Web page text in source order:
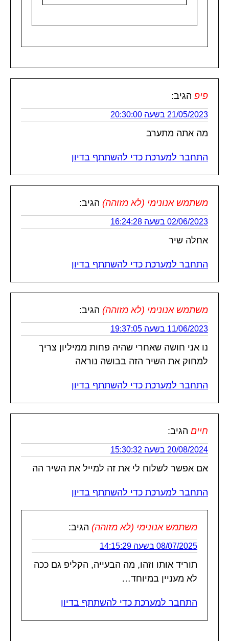
פיפ הגיב:
21/05/2023 בשעה 20:30:00
מה אתה מתערב
התחבר למערכת כדי להשתתף בדיון
משתמש אנונימי (לא מזוהה) הגיב:
02/06/2023 בשעה 16:24:28
אחלה שיר
התחבר למערכת כדי להשתתף בדיון
משתמש אנונימי (לא מזוהה) הגיב:
11/06/2023 בשעה 19:37:05
נו אני חושה שאחרי שהיה פחות ממיליון צריך
למחוק את השיר הזה בבושה נוראה
התחבר למערכת כדי להשתתף בדיון
חיים הגיב:
20/08/2024 בשעה 15:30:32
אם אפשר לשלוח לי את זה למייל את השיר הה
התחבר למערכת כדי להשתתף בדיון
משתמש אנונימי (לא מזוהה) הגיב:
08/07/2025 בשעה 14:15:29
תוריד אותו וזהו, מה הבעייה, הקליפ גם ככה
לא מעניין במיוחד…
התחבר למערכת כדי להשתתף בדיון